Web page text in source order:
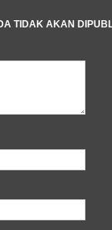
TIDAK AKAN